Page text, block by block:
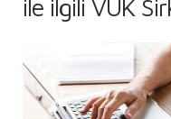
ile ilgili VUK